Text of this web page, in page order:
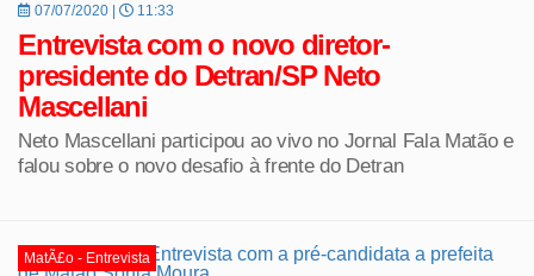
07/07/2020 | 11:33
Entrevista com o novo diretor-
presidente do Detran/SP Neto
Mascellani
Neto Mascellani participou ao vivo no Jornal Fala Matão e
falou sobre o novo desafio à frente do Detran
MatÃ£o - Entrevista